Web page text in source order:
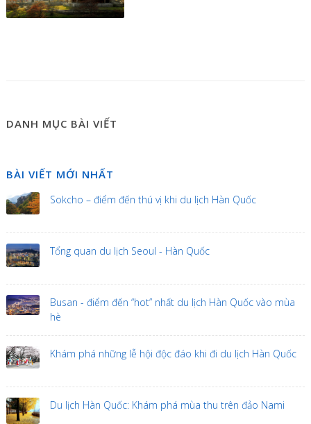
DANH MỤC BÀI VIẾT
BÀI VIẾT MỚI NHẤT
Sokcho – điểm đến thú vị khi du lịch Hàn Quốc
Tổng quan du lịch Seoul - Hàn Quốc
Busan - điểm đến “hot” nhất du lịch Hàn Quốc vào mùa
hè
Khám phá những lễ hội độc đáo khi đi du lịch Hàn Quốc
Du lịch Hàn Quốc: Khám phá mùa thu trên đảo Nami